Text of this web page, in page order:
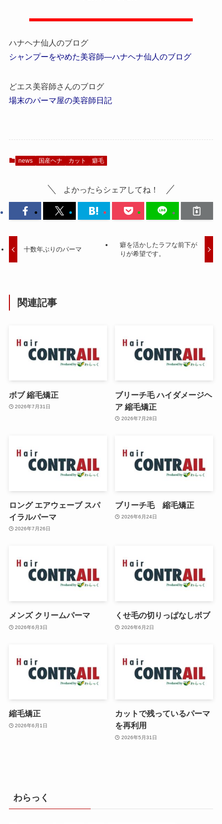
ハナヘナ仙人のブログ
シャンプーをやめた美容師―ハナヘナ仙人のブログ
どエス美容師さんのブログ
場末のパーマ屋の美容師日記
news 国産ヘナ カット 癖毛
よかったらシェアしてね！
十数年ぶりのパーマ
癖を活かしたラフな前下が
りが希望です。
関連記事
ボブ 縮毛矯正
2026年7月31日
ブリーチ毛 ハイダメージヘ
ア 縮毛矯正
2026年7月28日
ロング エアウェーブ スパ
イラルパーマ
2026年7月26日
ブリーチ毛 縮毛矯正
2026年6月24日
メンズ クリームパーマ
2026年6月3日
くせ毛の切りっぱなしボブ
2026年6月2日
縮毛矯正
2026年6月1日
カットで残っているパーマ
を再利用
2026年5月31日
わらっく